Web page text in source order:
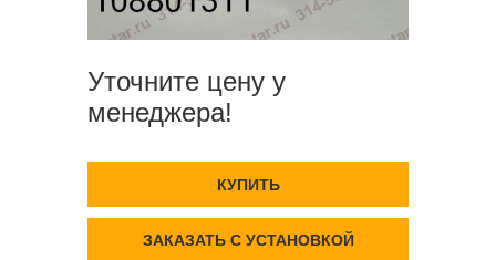
Уточните цену у
менеджера!
КУПИТЬ
ЗАКАЗАТЬ С УСТАНОВКОЙ